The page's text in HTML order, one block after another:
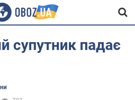
супутник падає